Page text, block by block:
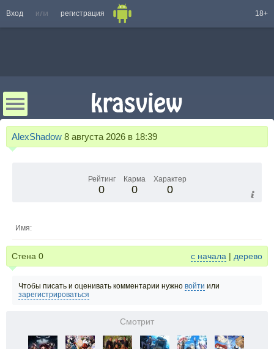
Вход или регистрация 18+
AlexShadow 8 августа 2026 в 18:39
Рейтинг
0
Карма
0
Характер
0
Имя:
Стена 0 с начала | дерево
Чтобы писать и оценивать комментарии нужно войти или
зарегистрироваться
Смотрит